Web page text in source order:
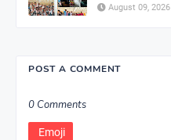
August 09, 2026
POST A COMMENT
0 Comments
Emoji